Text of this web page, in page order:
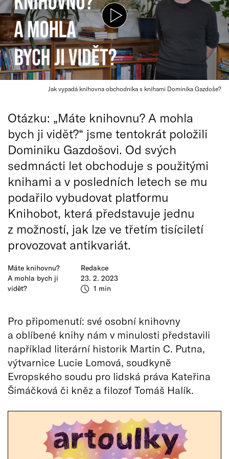
Jak vypadá knihovna obchodníka s knihami Dominika Gazdoše?
Máte knihovnu?
A mohla bych ji
vidět?
Redakce
23. 2. 2023
1 min
Otázku: „Máte knihovnu? A mohla
bych ji vidět?“ jsme tentokrát položili
Dominiku Gazdošovi. Od svých
sedmnácti let obchoduje s použitými
knihami a v posledních letech se mu
podařilo vybudovat platformu
Knihobot, která představuje jednu
z možností, jak lze ve třetím tisíciletí
provozovat antikvariát.
Pro připomenutí: své osobní knihovny
a oblíbené knihy nám v minulosti představili
například literární historik Martin C. Putna,
výtvarnice Lucie Lomová, soudkyně
Evropského soudu pro lidská práva Kateřina
Šimáčková či kněz a filozof Tomáš Halík.